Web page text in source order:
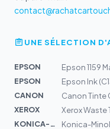
UNE SÉLECTION
EPSON
EPSON
Epson Ink
CANON
Canon Tinte
XEROX
KONICA-MIN...